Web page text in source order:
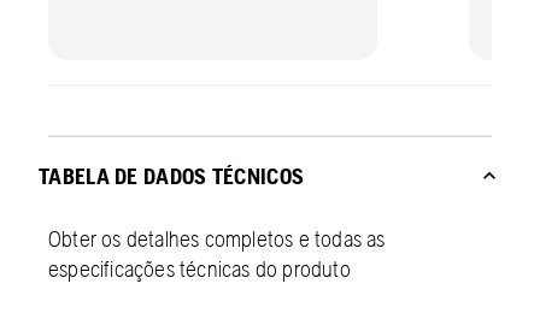
TABELA DE DADOS TÉCNICOS
Obter os detalhes completos e todas as
especificações técnicas do produto